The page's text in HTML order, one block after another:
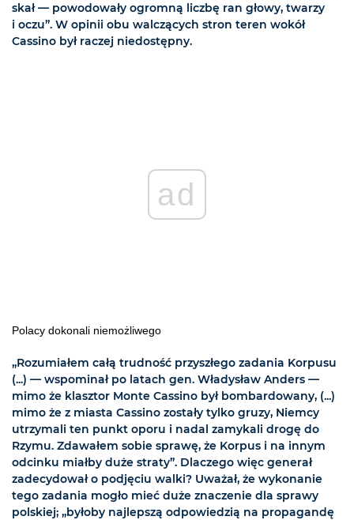
skał — powodowały ogromną liczbę ran głowy, twarzy
i oczu”. W opinii obu walczących stron teren wokół
Cassino był raczej niedostępny.
ad
Polacy dokonali niemożliwego
„Rozumiałem całą trudność przyszłego zadania Korpusu
(...) — wspominał po latach gen. Władysław Anders —
mimo że klasztor Monte Cassino był bombardowany, (...)
mimo że z miasta Cassino zostały tylko gruzy, Niemcy
utrzymali ten punkt oporu i nadal zamykali drogę do
Rzymu. Zdawałem sobie sprawę, że Korpus i na innym
odcinku miałby duże straty”. Dlaczego więc generał
zadecydował o podjęciu walki? Uważał, że wykonanie
tego zadania mogło mieć duże znaczenie dla sprawy
polskiej; „byłoby najlepszą odpowiedzią na propagandę